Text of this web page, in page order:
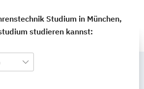
Studium in München,
studieren kannst: